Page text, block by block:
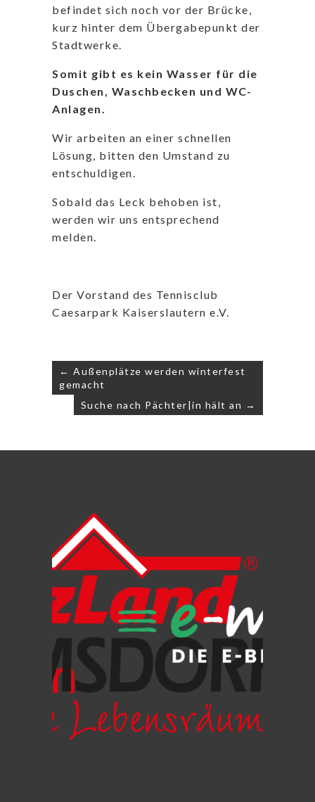
befindet sich noch vor der Brücke,
kurz hinter dem Übergabepunkt der
Stadtwerke.
Somit gibt es kein Wasser für die
Duschen, Waschbecken und WC-
Anlagen.
Wir arbeiten an einer schnellen
Lösung, bitten den Umstand zu
entschuldigen.
Sobald das Leck behoben ist,
werden wir uns entsprechend
melden.
Der Vorstand des Tennisclub
Caesarpark Kaiserslautern e.V.
Beitragsnavigation
← Außenplätze werden winterfest
gemacht
Suche nach Pächter|in hält an →